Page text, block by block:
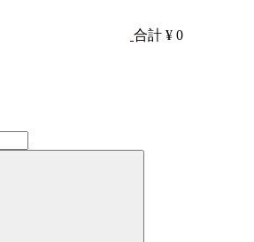
合計 ¥ 0